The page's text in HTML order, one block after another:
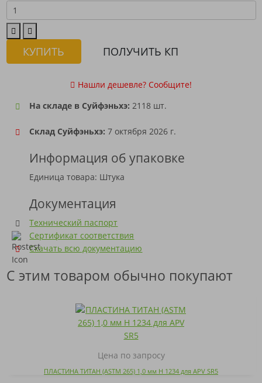
КУПИТЬ ПОЛУЧИТЬ КП
Нашли дешевле? Сообщите!
На складе в Суйфэньхэ: 2118 шт.
Склад Суйфэньхэ: 7 октября 2026 г.
Информация об упаковке
Единица товара: Штука
Документация
Технический паспорт
Сертификат соответствия
Скачать всю документацию
С этим товаром обычно покупают
Цена по запросу
ПЛАСТИНА ТИТАН (ASTM 265) 1,0 мм H 1234 для APV SR5